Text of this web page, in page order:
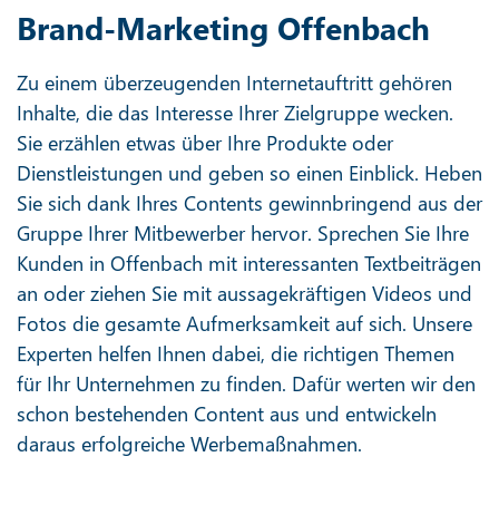
Brand-Marketing Offenbach
Zu einem überzeugenden Internetauftritt gehören
Inhalte, die das Interesse Ihrer Zielgruppe wecken.
Sie erzählen etwas über Ihre Produkte oder
Dienstleistungen und geben so einen Einblick. Heben
Sie sich dank Ihres Contents gewinnbringend aus der
Gruppe Ihrer Mitbewerber hervor. Sprechen Sie Ihre
Kunden in Offenbach mit interessanten Textbeiträgen
an oder ziehen Sie mit aussagekräftigen Videos und
Fotos die gesamte Aufmerksamkeit auf sich. Unsere
Experten helfen Ihnen dabei, die richtigen Themen
für Ihr Unternehmen zu finden. Dafür werten wir den
schon bestehenden Content aus und entwickeln
daraus erfolgreiche Werbemaßnahmen.